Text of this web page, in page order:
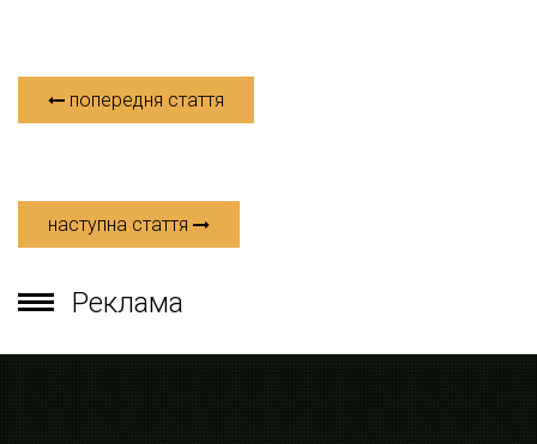
попередня стаття
наступна стаття
Реклама